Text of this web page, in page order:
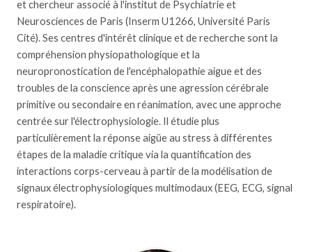
et chercheur associé à l'institut de Psychiatrie et
Neurosciences de Paris (Inserm U1266, Université Paris
Cité). Ses centres d'intérêt clinique et de recherche sont la
compréhension physiopathologique et la
neuropronostication de l'encéphalopathie aigue et des
troubles de la conscience après une agression cérébrale
primitive ou secondaire en réanimation, avec une approche
centrée sur l'électrophysiologie. Il étudie plus
particulièrement la réponse aigüe au stress à différentes
étapes de la maladie critique via la quantification des
interactions corps-cerveau à partir de la modélisation de
signaux électrophysiologiques multimodaux (EEG, ECG, signal
respiratoire).